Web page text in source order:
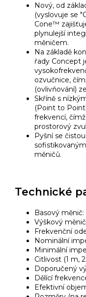
Nový, od
(vyslovuje se
Cone™
plynulejší
měničem.
Na základě
řady Concept
ozvučnice,
(ovlivňování)
Skříně s
(Point to
frekvencí,
prostorový
Pyšní se
měničů.
Technické
Basový měnič:
Výškový
Frekvenční
Nominální
Minimální
Citlivost (1 m,
Doporučený
Dělící
Efektivní